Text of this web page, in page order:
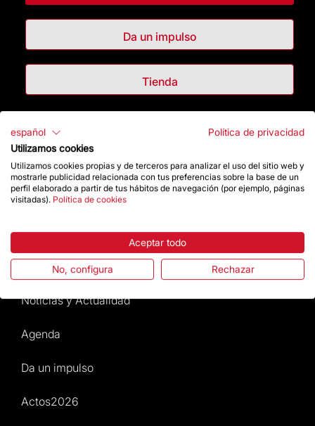
Da un impulso
Tienda
Destacados
La Fundación
Preguntas frecuentes
Atención al Visitante
Normativa y condiciones de compra
Noticias y Actualidad
Agenda
Da un impulso
Actos2026
español
Política de privacidad
Utilizamos cookies
Utilizamos cookies propias y de terceros para analizar el uso del sitio web y
mostrarle publicidad relacionada con tus preferencias sobre la base de un
perfil elaborado a partir de tus hábitos de navegación (por ejemplo, páginas
visitadas). Política de cookies
Aceptar todo
No, configura Rechazar